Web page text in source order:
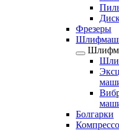
Фрезеры
Болгарки